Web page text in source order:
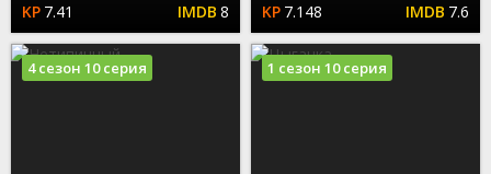
7.41 8 7.148 7.6
4 сезон 10 серия 1 сезон 10 серия